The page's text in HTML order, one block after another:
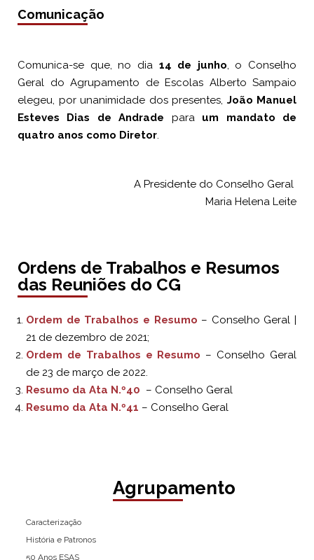
Comunicação
Comunica-se que, no dia 14 de junho, o Conselho
Geral do Agrupamento de Escolas Alberto Sampaio
elegeu, por unanimidade dos presentes, João Manuel
Esteves Dias de Andrade para um mandato de
quatro anos como Diretor.
A Presidente do Conselho Geral
Maria Helena Leite
Ordens de Trabalhos e Resumos
das Reuniões do CG
Ordem de Trabalhos e Resumo – Conselho Geral |
21 de dezembro de 2021;
Ordem de Trabalhos e Resumo – Conselho Geral
de 23 de março de 2022.
Resumo da Ata N.º40 – Conselho Geral
Resumo da Ata N.º41 – Conselho Geral
Agrupamento
Caracterização
História e Patronos
50 Anos ESAS